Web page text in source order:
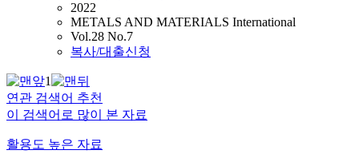
2022
METALS AND MATERIALS International
Vol.28 No.7
복사/대출신청
1
연관 검색어 추천
이 검색어로 많이 본 자료
활용도 높은 자료